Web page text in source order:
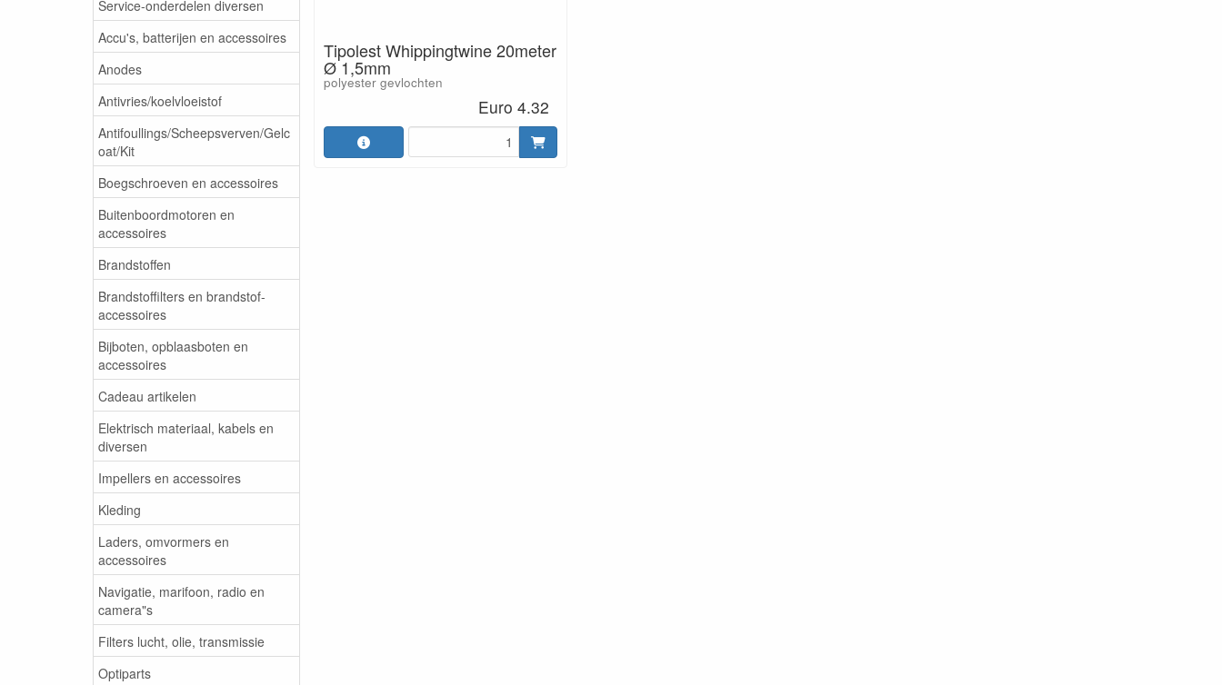
Service-onderdelen diversen
Accu's, batterijen en accessoires
Anodes
Antivries/koelvloeistof
Antifoullings/Scheepsverven/Gelc
oat/Kit
Boegschroeven en accessoires
Buitenboordmotoren en
accessoires
Brandstoffen
Brandstoffilters en brandstof-
accessoires
Bijboten, opblaasboten en
accessoires
Cadeau artikelen
Elektrisch materiaal, kabels en
diversen
Impellers en accessoires
Kleding
Laders, omvormers en
accessoires
Navigatie, marifoon, radio en
camera"s
Filters lucht, olie, transmissie
Optiparts
Tipolest Whippingtwine 20meter
Ø 1,5mm
polyester gevlochten
Euro 4.32